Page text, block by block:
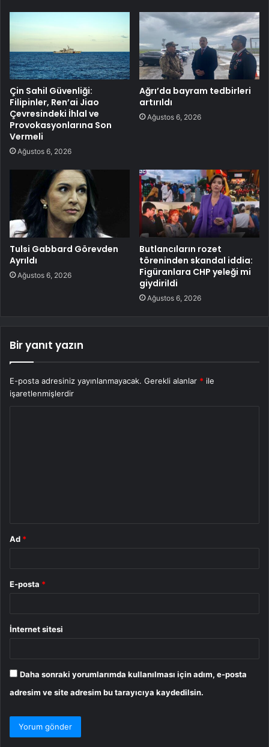
Çin Sahil Güvenliği:
Filipinler, Ren’ai Jiao
Çevresindeki İhlal ve
Provokasyonlarına Son
Vermeli
Ağustos 6, 2026
Ağrı’da bayram tedbirleri
artırıldı
Ağustos 6, 2026
Tulsi Gabbard Görevden
Ayrıldı
Ağustos 6, 2026
Butlancıların rozet
töreninden skandal iddia:
Figüranlara CHP yeleği mi
giydirildi
Ağustos 6, 2026
Bir yanıt yazın
E-posta adresiniz yayınlanmayacak. Gerekli alanlar * ile
işaretlenmişlerdir
Ad *
E-posta *
İnternet sitesi
Daha sonraki yorumlarımda kullanılması için adım, e-posta
adresim ve site adresim bu tarayıcıya kaydedilsin.